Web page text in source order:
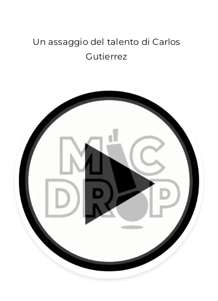
Un assaggio del talento di Carlos
Gutierrez